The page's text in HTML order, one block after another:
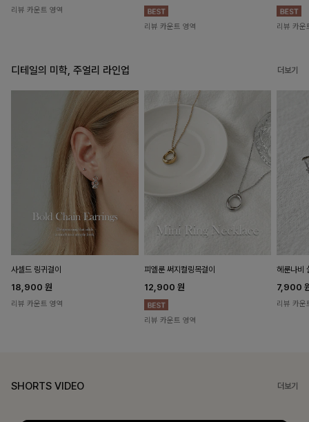
리뷰 카운트 영역
리뷰 카운트 영역 리뷰 카운
디테일의 미학, 주얼리 라인업 더보기
사셀드 링귀걸이
18,900 원
리뷰 카운트 영역
피엘룬 써지컬링목걸이
12,900 원
리뷰 카운트 영역
헤룬나비
7,900
리뷰 카운
SHORTS VIDEO 더보기